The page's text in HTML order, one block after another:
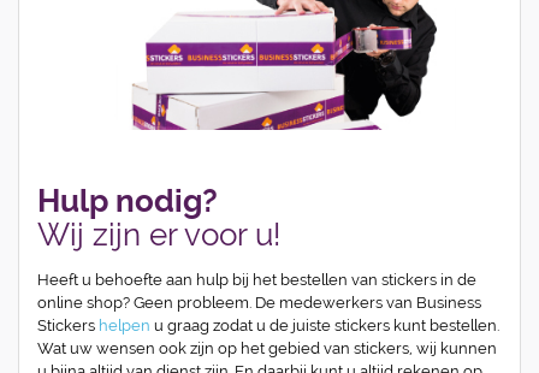
Hulp nodig?
Wij zijn er voor u!
Heeft u behoefte aan hulp bij het bestellen van stickers in de
online shop? Geen probleem. De medewerkers van Business
Stickers helpen u graag zodat u de juiste stickers kunt bestellen.
Wat uw wensen ook zijn op het gebied van stickers, wij kunnen